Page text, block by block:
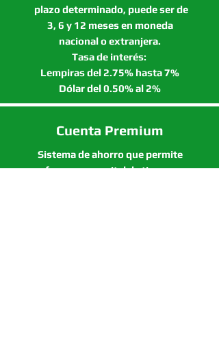
plazo determinado, puede ser de
3, 6 y 12 meses en moneda
nacional o extranjera.
Tasa de interés:
Lempiras del 2.75% hasta 7%
Dólar del 0.50% al 2%
Cuenta Premium
Sistema de ahorro que permite
formar un capital de tiempo